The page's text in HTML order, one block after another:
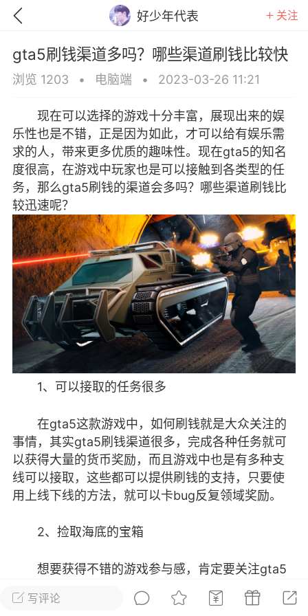
好少年代表 关注
GTA6 RDR2 逃离塔科夫
彩虹六号 绝地求生 战地5
游戏商城 每日签到
游民通 Lv.13
版主
19 23:03
电脑端 问题解决
我在商城购买的虚拟产品显示自动发
在那里查看卡密？
发货的商品在那里查看卡密？答：查看
像 — 我的订单 — 待评价 — 查看订单，
看卡密详情问：我...
写评论
gta5刷钱渠道多吗？哪些渠道刷钱比较快
浏览 1203 • 电脑端 • 2023-03-26 11:21
现在可以选择的游戏十分丰富，展现出来的娱
乐性也是不错，正是因为如此，才可以给有娱乐需
求的人，带来更多优质的趣味性。现在gta5的知名
度很高，在游戏中玩家也是可以接触到各类型的任
务，那么gta5刷钱的渠道会多吗？哪些渠道刷钱比
较迅速呢？
1、可以接取的任务很多
在gta5这款游戏中，如何刷钱就是大众关注的
事情，其实gta5刷钱渠道很多，完成各种任务就可
以获得大量的货币奖励，而且游戏中也是有多种支
线可以接取，这些都可以提供刷钱的支持，只要使
用上线下线的方法，就可以卡bug反复领域奖励。
2、捡取海底的宝箱
想要获得不错的游戏参与感，肯定要关注gta5
刷钱方法，在游戏中，玩家可以前往太平洋码头，
到达码头后就可以乘坐快艇出海，到达一定距离